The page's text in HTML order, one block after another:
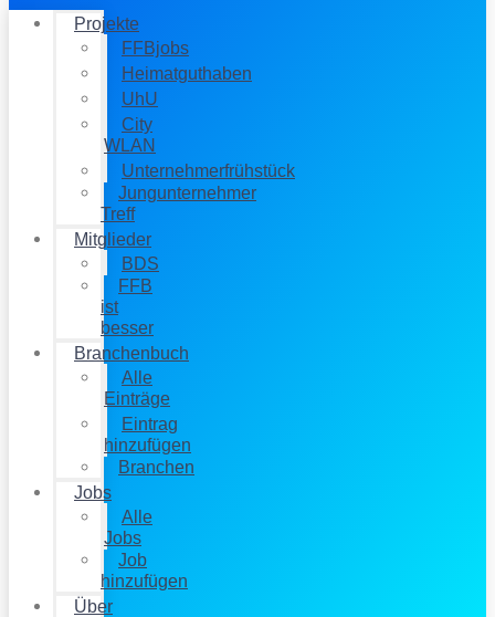
Projekte
FFBjobs
Heimatguthaben
UhU
City
WLAN
Unternehmerfrühstück
Jungunternehmer
Treff
Mitglieder
BDS
FFB
ist
besser
Branchenbuch
Alle
Einträge
Eintrag
hinzufügen
Branchen
Jobs
Alle
Jobs
Job
hinzufügen
Über